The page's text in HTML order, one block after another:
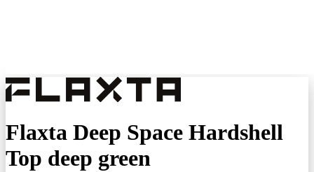
Flaxta Deep Space Hardshell
Top deep green